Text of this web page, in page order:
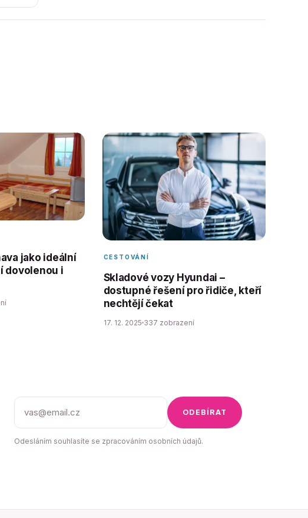
jako ideální
dovolenou i
CESTOVÁNÍ
Skladové vozy Hyundai –
dostupné řešení pro řidiče, kteří
nechtějí čekat
17. 12. 2025 337 zobrazení
ODEBÍRAT
Odesláním souhlasíte se zpracováním osobních údajů.